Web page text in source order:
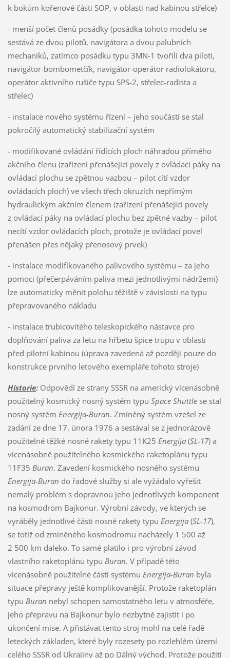
k bokům kořenové části SOP, v oblasti nad kabinou střelce)
- menší počet členů posádky (posádka tohoto modelu se
sestává ze dvou pilotů, navigátora a dvou palubních
mechaniků, zatímco posádku typu 3MN-1 tvořili dva piloti,
navigátor-bombometčík, navigátor-operátor radiolokátoru,
operátor aktivního rušiče typu SPS-2, střelec-radista a
střelec)
- instalace nového systému řízení – jeho součástí se stal
pokročilý automatický stabilizační systém
- modifikované ovládání řídících ploch náhradou přímého
akčního členu (zařízení přenášející povely z ovládací páky na
ovládací plochu se zpětnou vazbou – pilot cítí vzdor
ovládacích ploch) ve všech třech okruzích nepřímým
hydraulickým akčním členem (zařízení přenášející povely
z ovládací páky na ovládací plochu bez zpětné vazby – pilot
necítí vzdor ovládacích ploch, protože je ovládací povel
přenášen přes nějaký přenosový prvek)
- instalace modifikovaného palivového systému – za jeho
pomoci (přečerpáváním paliva mezi jednotlivými nádržemi)
lze automaticky měnit polohu těžiště v závislosti na typu
přepravovaného nákladu
- instalace trubicovitého teleskopického nástavce pro
doplňování paliva za letu na hřbetu špice trupu v oblasti
před pilotní kabinou (úprava zavedená až později pouze do
konstrukce prvního letového exempláře tohoto stroje)
Historie:Odpovědí ze strany SSSR na americký vícenásobně
použitelný kosmický nosný systém typu Space Shuttlese stal
nosný systém Energija-Buran. Zmíněný systém vzešel ze
zadání ze dne 17. února 1976 a sestával se z jednorázově
použitelné těžké nosné rakety typu 11K25 Energija(SL-17) a
vícenásobně použitelného kosmického raketoplánu typu
11F35 Buran. Zavedení kosmického nosného systému
Energija-Buran do řadové služby si ale vyžádalo vyřešit
nemalý problém s dopravnou jeho jednotlivých komponent
na kosmodrom Bajkonur. Výrobní závody, ve kterých se
vyráběly jednotlivé části nosné rakety typu Energija (SL-17),
se totiž od zmíněného kosmodromu nacházely 1 500 až
2 500 km daleko. To samé platilo i pro výrobní závod
vlastního raketoplánu typu Buran. V případě této
vícenásobně použitelné části systému Energija-Buran byla
situace přepravy ještě komplikovanější. Protože raketoplán
typu Buran nebyl schopen samostatného letu v atmosféře,
jeho přepravu na Bajkonur bylo nezbytné zajistit i po
ukončení mise. A přistávat tento stroj mohl na celé řadě
leteckých základen, které byly rozesety po rozlehlém území
celého SSSR od Ukrajiny až po Dálný východ. Protože použití